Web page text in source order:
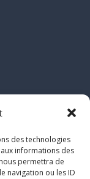
des technologies
informations des
permettra de
navigation ou les ID